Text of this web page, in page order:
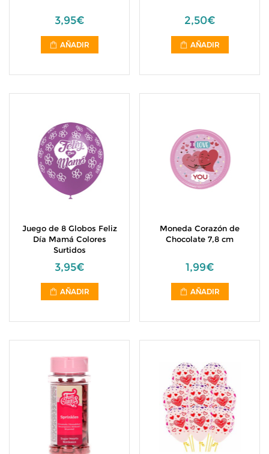
3,95€
AÑADIR
2,50€
AÑADIR
Juego de 8 Globos Feliz
Día Mamá Colores
Surtidos
3,95€
AÑADIR
Moneda Corazón de
Chocolate 7,8 cm
1,99€
AÑADIR